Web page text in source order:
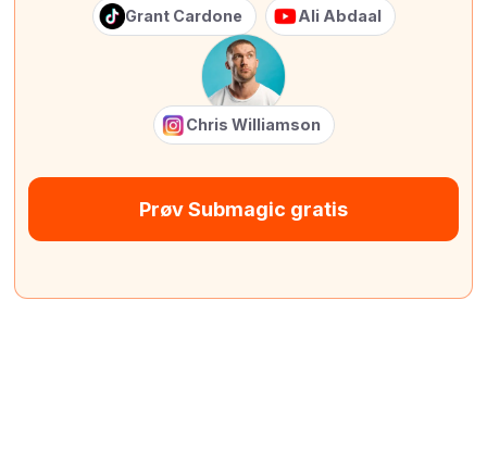
Grant Cardone Ali Abdaal
Chris Williamson
Prøv Submagic gratis